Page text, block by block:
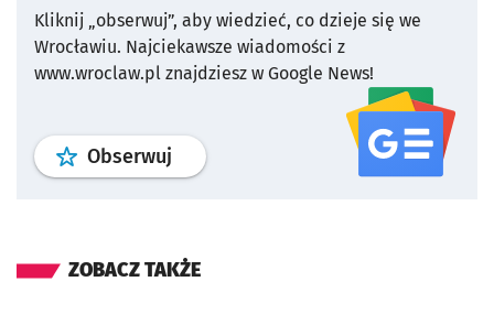
Kliknij „obserwuj”, aby wiedzieć, co dzieje się we
Wrocławiu. Najciekawsze wiadomości z
www.wroclaw.pl znajdziesz w Google News!
Obserwuj profil serwisu
ZOBACZ TAKŻE